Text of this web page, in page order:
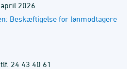
2026
Beskæftigelse for lønmodtagere
tlf. 24 43 40 61